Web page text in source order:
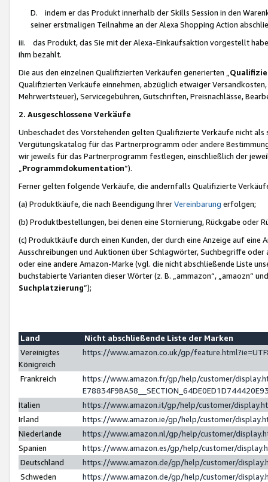
D. indem er das Produkt innerhalb der Skills Session in den
seiner erstmaligen Teilnahme an der Alexa Shopping Action
iii. das Produkt, das Sie mit der Alexa-Einkaufsaktion vorgestellt
ihm bezahlt.
Die aus den einzelnen Qualifizierten Verkäufen generierten „
Qualifizierten Verkäufe einnehmen, abzüglich etwaiger
Mehrwertsteuer), Servicegebühren, Gutschriften, Preisnachlässe,
2. Ausgeschlossene Verkäufe
Unbeschadet des Vorstehenden gelten Qualifizierte Verkäufe nicht
Vergütungskatalog für das Partnerprogramm oder andere
wir jeweils für das Partnerprogramm festlegen, einschließlich der
Programmdokumentation“).
Ferner gelten folgende Verkäufe, die andernfalls Qualifizierte
(a) Produktkäufe, die nach Beendigung IhrerVereinbarung erfolgen;
(b) Produktbestellungen, bei denen eine Stornierung, Rückgabe oder
(c) Produktkäufe durch einen Kunden, der durch eine Anzeige auf
Ausschreibungen und Auktionen über Schlagwörter, Suchbegriffe
oder eine andere Amazon-Marke (vgl. die nicht abschließende Liste
buchstabierte Varianten dieser Wörter (z. B. „ammazon“, „amaozn“
Suchplatzierung”);
Land
Nicht abschließende Liste der Marken
Vereinigtes
Königreich
https://www.amazon.co.uk/gp/
Frankreich
https://www.amazon.fr/gp/help/customer/
Italien
https://www.amazon.it/gp/help/customer/
Irland
https://www.amazon.ie/gp/help/customer/
Niederlande
https://www.amazon.nl/gp/help/customer/
Spanien
https://www.amazon.es/gp/help/customer/
Deutschland
https://www.amazon.de/gp/help/customer/
Schweden
https://www.amazon.de/gp/help/customer/